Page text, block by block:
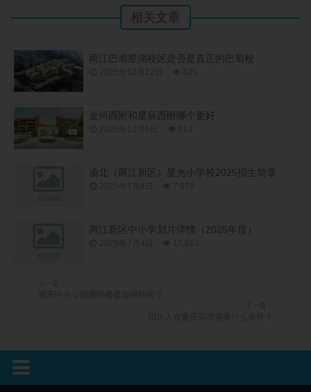
相关文章
两江巴蜀星湖校区是否是真正的巴蜀校
金州西附和星辰西附哪个更好
渝北（两江新区）星光小学校2025招生简章
两江新区中小学划片详情（2025年度）